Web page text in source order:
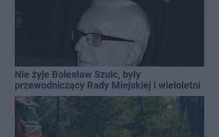
Nie żyje Bolesław Szulc, były
przewodniczący Rady Miejskiej i wieloletni
dyrektor SP 14